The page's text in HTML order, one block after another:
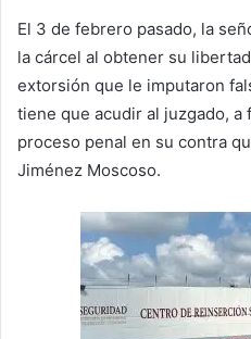
El 3 de febrero pasado, la
la cárcel al obtener su
extorsión que le imputaron
tiene que acudir al juzgado, a
proceso penal en su contra
Jiménez Moscoso.